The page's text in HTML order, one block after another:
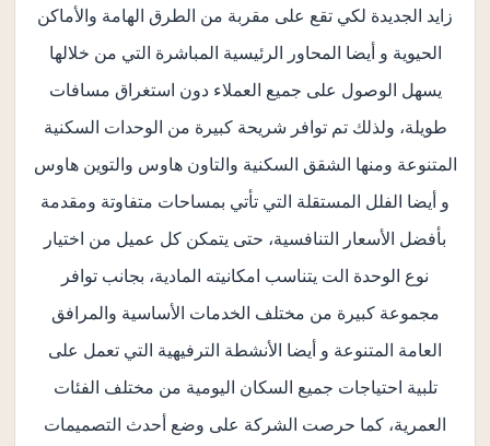
زايد الجديدة لكي تقع على مقربة من الطرق الهامة والأماكن
الحيوية و أيضا المحاور الرئيسية المباشرة التي من خلالها
يسهل الوصول على جميع العملاء دون استغراق مسافات
طويلة، ولذلك تم توافر شريحة كبيرة من الوحدات السكنية
المتنوعة ومنها الشقق السكنية والتاون هاوس والتوين هاوس
و أيضا الفلل المستقلة التي تأتي بمساحات متفاوتة ومقدمة
بأفضل الأسعار التنافسية، حتى يتمكن كل عميل من اختيار
نوع الوحدة الت يتناسب امكانيته المادية، بجانب توافر
مجموعة كبيرة من مختلف الخدمات الأساسية والمرافق
العامة المتنوعة و أيضا الأنشطة الترفيهية التي تعمل على
تلبية احتياجات جميع السكان اليومية من مختلف الفئات
العمرية، كما حرصت الشركة على وضع أحدث التصميمات